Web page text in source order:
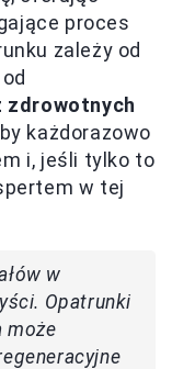
proces
zależy od
zdrowotnych
każdorazowo
i, jeśli tylko to
w tej
w
Opatrunki
może